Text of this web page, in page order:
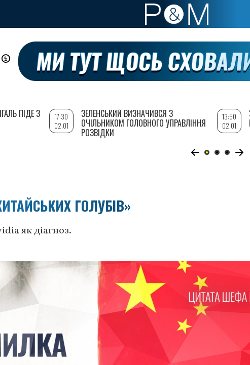
ГОЛУБІВ»
як діагноз.
ПІДЕ З
17:30
02.01
ЗЕЛЕНСЬКИЙ ВИЗНАЧИВСЯ З
ОЧІЛЬНИКОМ ГОЛОВНОГО УПРАВЛІННЯ
РОЗВІДКИ
13:50
02.01